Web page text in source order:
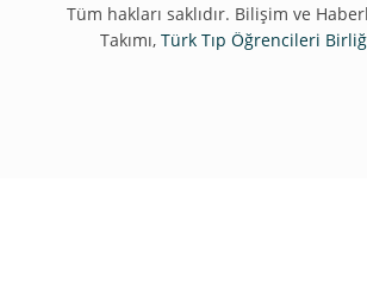
Tüm hakları saklıdır. Bilişim ve
Takımı, Türk Tıp Öğrencileri